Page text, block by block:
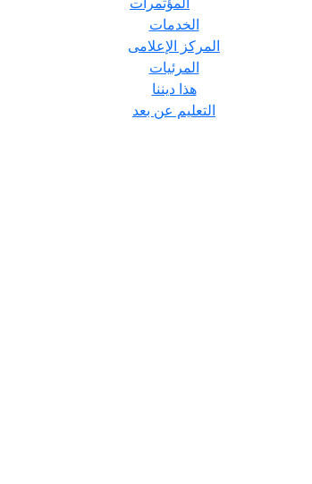
الخدمات
المركز الإعلامى
المرئيات
هذا ديننا
التعليم عن بعد